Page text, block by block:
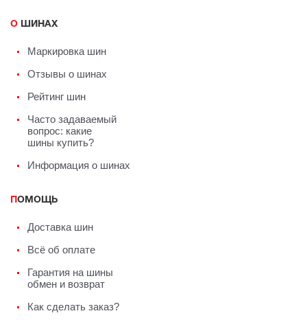
О ШИНАХ
Маркировка шин
Отзывы о шинах
Рейтинг шин
Часто задаваемый
вопрос: какие
шины купить?
Информация о шинах
ПОМОЩЬ
Доставка шин
Всё об оплате
Гарантия на шины
обмен и возврат
Как сделать заказ?